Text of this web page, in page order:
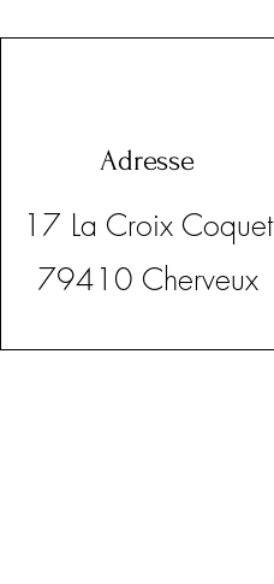
Adresse
17 La Croix Coquet
79410 Cherveux